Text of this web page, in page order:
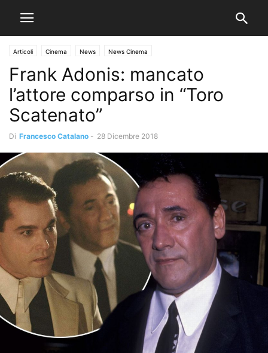
Articoli Cinema News News Cinema
Frank Adonis: mancato
l’attore comparso in “Toro
Scatenato”
Di Francesco Catalano - 28 Dicembre 2018